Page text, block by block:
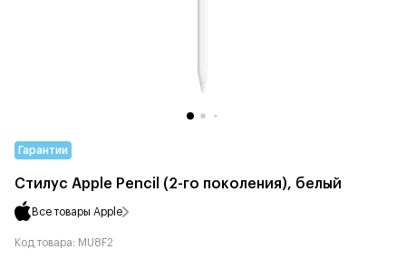
Гарантии
Стилус Apple Pencil (2-го поколения), белый
Все товары Apple
Код товара: MU8F2